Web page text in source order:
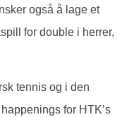
også å lage et
for double i herrer,
tennis og i den
for HTK’s